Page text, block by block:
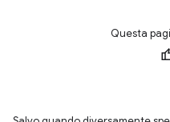
Questa